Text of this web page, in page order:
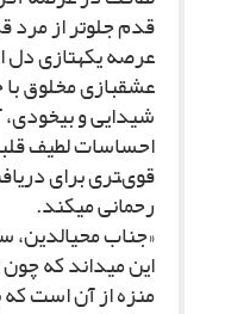
قدم جلوتر از مرد
عرصه یکه‏تازى دل
عشق‏بازى مخلوق با
شیدایى و بى‏خودى،
احساسات لطیف
قوى‏ترى براى
رحمانى مى‏کند.
«جناب
این مى‏داند که
منزه از آن است